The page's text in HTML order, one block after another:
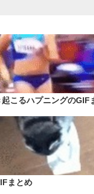
こるハプニングのGIF
まとめ